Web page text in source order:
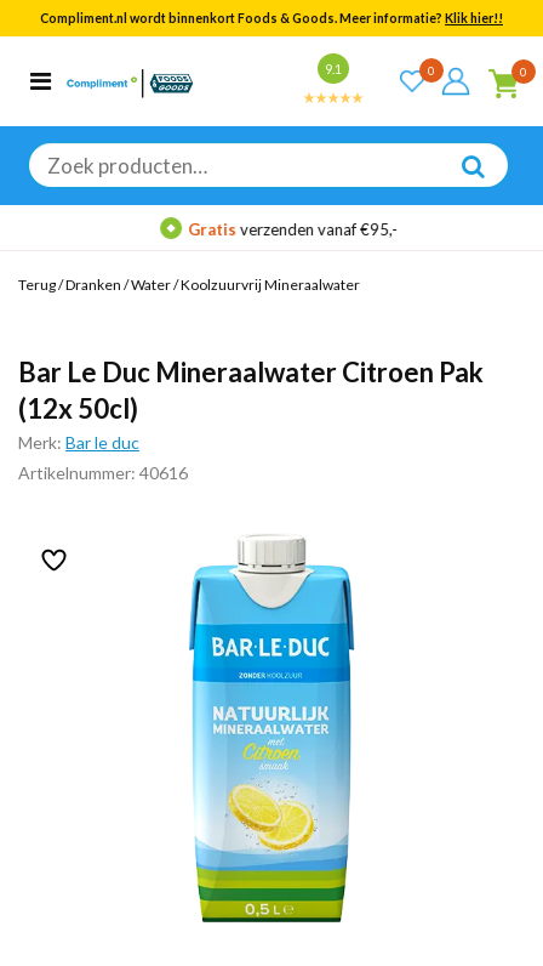
Compliment.nl wordt binnenkort Foods & Goods. Meer informatie? Klik hier!!
9.1 0 0
Zoeken
naar:
Categorieën
Bekijk alle resultaten
Gratisverzenden vanaf €95,-
Terug/Dranken /Water/Koolzuurvrij Mineraalwater
Bar Le Duc Mineraalwater Citroen Pak
(12x 50cl)
Merk: Bar le duc
Artikelnummer: 40616